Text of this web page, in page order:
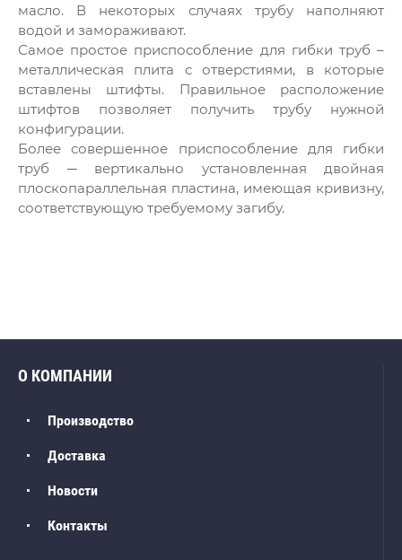
масло. В некоторых случаях трубу наполняют
водой и замораживают.
Самое простое приспособление для гибки труб –
металлическая плита с отверстиями, в которые
вставлены штифты. Правильное расположение
штифтов позволяет получить трубу нужной
конфигурации.
Более совершенное приспособление для гибки
труб ─ вертикально установленная двойная
плоскопараллельная пластина, имеющая кривизну,
соответствующую требуемому загибу.
О КОМПАНИИ
Производство
Доставка
Новости
Контакты